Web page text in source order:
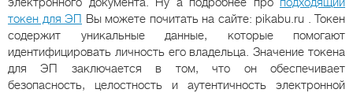
токен для ЭП Вы можете почитать на сайте: pikabu.ru . Токен
содержит уникальные данные, которые помогают
идентифицировать личность его владельца. Значение токена
для ЭП заключается в том, что он обеспечивает
безопасность, целостность и аутентичность электронной